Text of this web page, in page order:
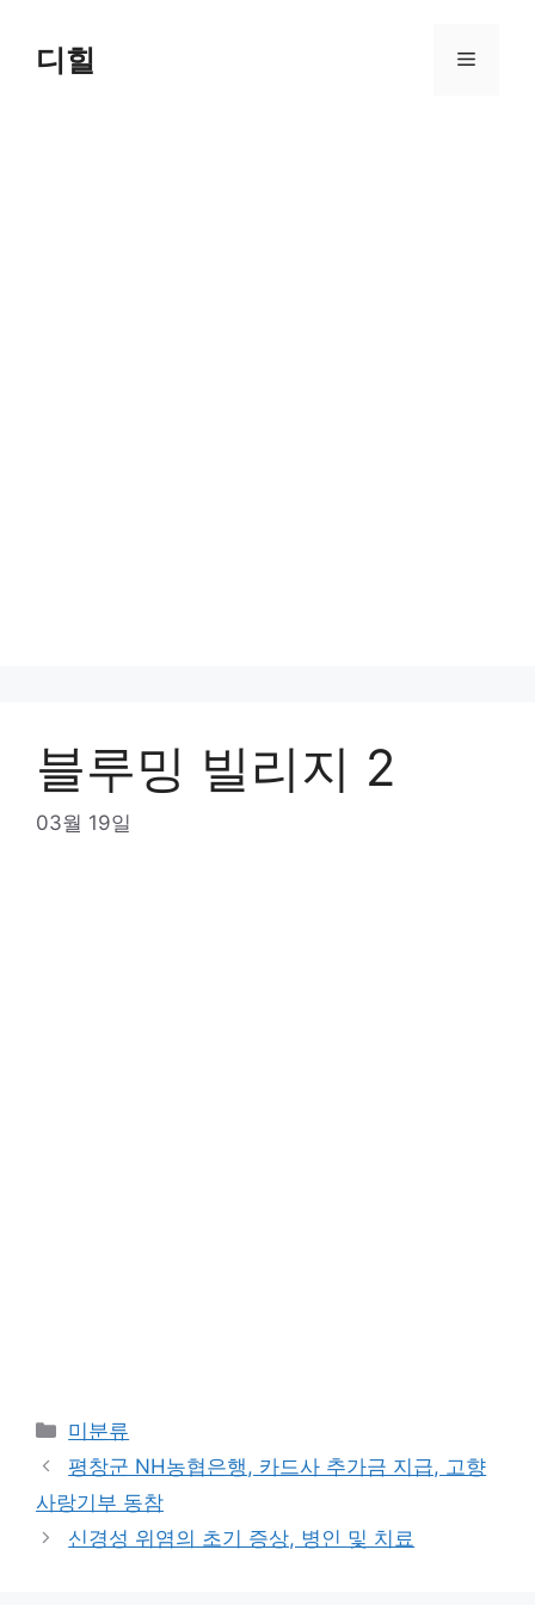
content디힐 Menu
블루밍 빌리지 2
03월 19일
Categories
미분류
평창군 NH농협은행, 카드사 추가금 ​​지급, 고향
사랑기부 동참
신경성 위염의 초기 증상, 병인 및 치료